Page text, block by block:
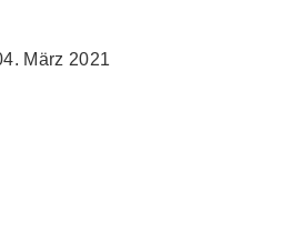
März 2021